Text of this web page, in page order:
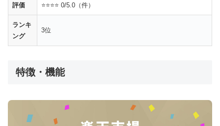
評価 ⭐⭐⭐⭐ 0/5.0（件）
ランキ
ング
3位
特徴・機能